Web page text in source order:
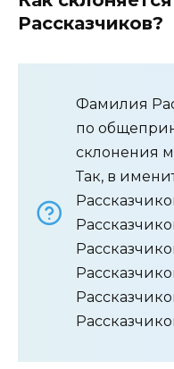
Рассказчиков?
Фамилия
по
склонения
Так, в